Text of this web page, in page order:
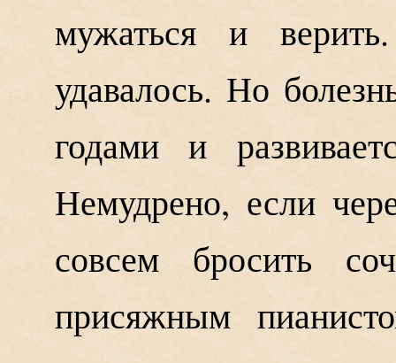
мужаться и
удавалось. Но
годами и
Немудрено, если
совсем бросить
присяжным